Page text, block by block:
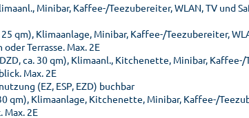
Minibar, Kaffee-/Teezubereiter, WLAN, TV und
qm), Klimaanlage, Minibar, Kaffee-/Teezubereiter,
Terrasse. Max. 2E
ca. 30 qm), Klimaanl., Kitchenette, Minibar, Kaffee-/
Max. 2E
(EZ, ESP, EZD) buchbar
qm), Klimaanlage, Kitchenette, Minibar, Kaffee-/
Max. 2E